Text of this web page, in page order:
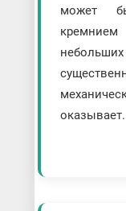
может
оказывает.